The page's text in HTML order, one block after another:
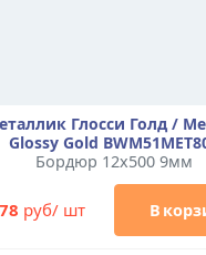
Глосси Голд /
Glossy Gold
Бордюр 12x500 9мм
руб/ шт В